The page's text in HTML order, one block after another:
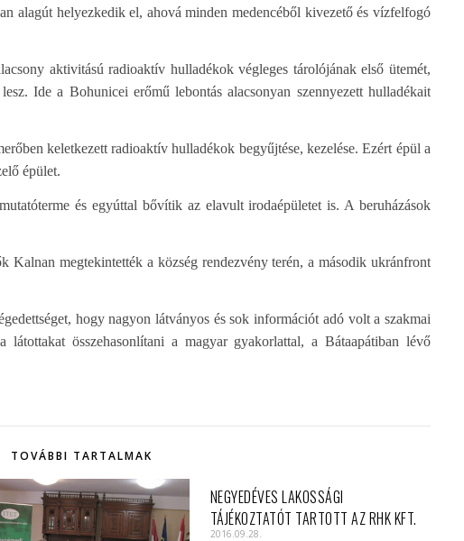
alagút helyezkedik el, ahová minden medencéből kivezető és vízfelfogó
aktivitású radioaktív hulladékok végleges tárolójának első ütemét,
Ide a Bohunicei erőmű lebontás alacsonyan szennyezett hulladékait
keletkezett radioaktív hulladékok begyűjtése, kezelése. Ezért épül a
épület.
és egyúttal bővítik az elavult irodaépületet is. A beruházások
Kalnan megtekintették a község rendezvény terén, a második ukránfront
hogy nagyon látványos és sok információt adó volt a szakmai
összehasonlítani a magyar gyakorlattal, a Bátaapátiban lévő
TOVÁBBI TARTALMAK
NEGYEDÉVES LAKOSSÁGI
TÁJÉKOZTATÓT TARTOTT AZ RHK KFT.
2016.09.28.